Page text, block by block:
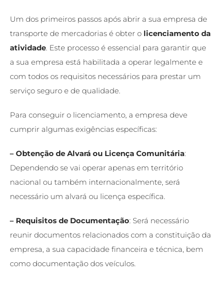
Um dos primeiros passos após abrir a sua empresa de
transporte de mercadorias é obter o licenciamento da
atividade. Este processo é essencial para garantir que
a sua empresa está habilitada a operar legalmente e
com todos os requisitos necessários para prestar um
serviço seguro e de qualidade.
Para conseguir o licenciamento, a empresa deve
cumprir algumas exigências específicas:
– Obtenção de Alvará ou Licença Comunitária:
Dependendo se vai operar apenas em território
nacional ou também internacionalmente, será
necessário um alvará ou licença específica.
– Requisitos de Documentação: Será necessário
reunir documentos relacionados com a constituição da
empresa, a sua capacidade financeira e técnica, bem
como documentação dos veículos.